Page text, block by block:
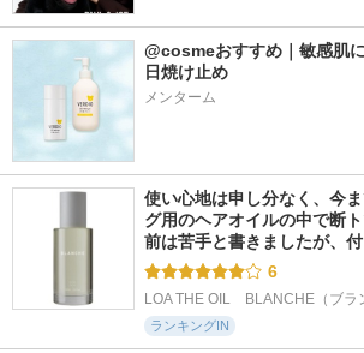
@cosmeおすすめ｜敏感肌
日焼け止め
メンターム
使い心地は申し分なく、今
グ用のヘアオイルの中で断
前は苦手と書きましたが、
6
LOA THE OIL　BLANCHE（ブラ
ランキングIN